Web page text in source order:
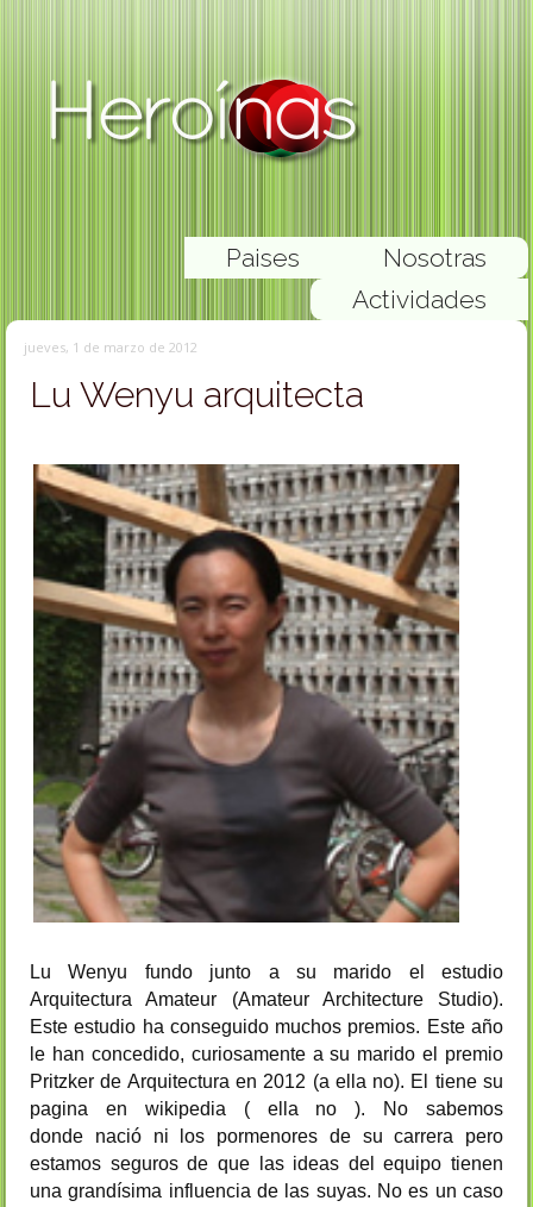
Nosotras
Paises
Actividades
jueves, 1 de marzo de 2012
Lu Wenyu arquitecta
Lu Wenyu fundo junto a su marido el estudio
Arquitectura Amateur (Amateur Architecture Studio).
Este estudio ha conseguido muchos premios. Este año
le han concedido, curiosamente a su marido el premio
Pritzker de Arquitectura en 2012 (a ella no). El tiene su
pagina en wikipedia ( ella no ). No sabemos
donde nació ni los pormenores de su carrera pero
estamos seguros de que las ideas del equipo tienen
una grandísima influencia de las suyas. No es un caso